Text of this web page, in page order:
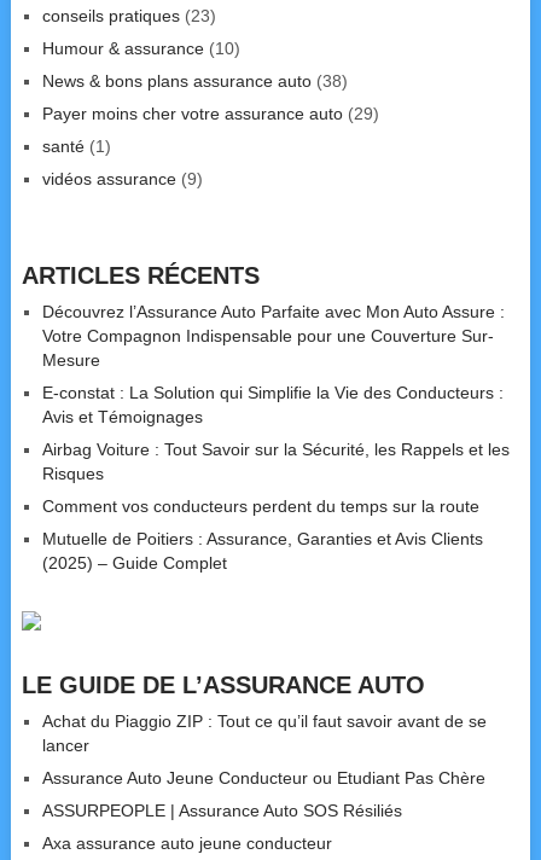
conseils pratiques(23)
Humour & assurance(10)
News & bons plans assurance auto(38)
Payer moins cher votre assurance auto(29)
santé(1)
vidéos assurance(9)
ARTICLES RÉCENTS
Découvrez l’Assurance Auto Parfaite avec Mon Auto Assure :
Votre Compagnon Indispensable pour une Couverture Sur-
Mesure
E-constat : La Solution qui Simplifie la Vie des Conducteurs :
Avis et Témoignages
Airbag Voiture : Tout Savoir sur la Sécurité, les Rappels et les
Risques
Comment vos conducteurs perdent du temps sur la route
Mutuelle de Poitiers : Assurance, Garanties et Avis Clients
(2025) – Guide Complet
LE GUIDE DE L’ASSURANCE AUTO
Achat du Piaggio ZIP : Tout ce qu’il faut savoir avant de se
lancer
Assurance Auto Jeune Conducteur ou Etudiant Pas Chère
ASSURPEOPLE | Assurance Auto SOS Résiliés
Axa assurance auto jeune conducteur